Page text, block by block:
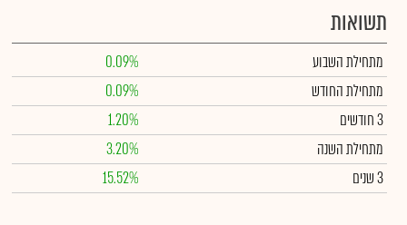
תשואות
מתחילת השבוע
0.09%
מתחילת החודש
0.09%
3 חודשים
1.20%
מתחילת השנה
3.20%
3 שנים
15.52%